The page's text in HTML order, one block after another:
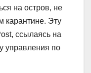
на остров, не
карантине. Эту
ссылаясь на
управления по